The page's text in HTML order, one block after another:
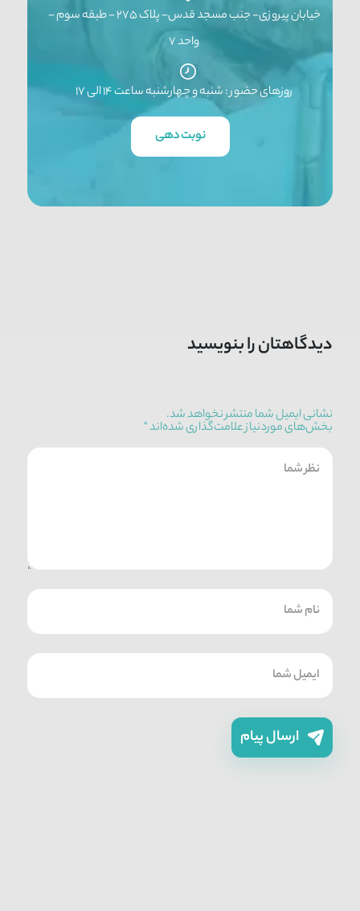
خیابان پیروزی- جنب مسجد قدس- پلاک ۲۷۵ - طبقه سوم -
واحد ۷
روزهای حضور : شنبه و چهارشنبه ساعت ۱۴ الی ۱۷
نوبت دهی
دیدگاهتان را بنویسید
نشانی ایمیل شما منتشر نخواهد شد.
بخش‌های موردنیاز علامت‌گذاری شده‌اند*
ارسال پیام